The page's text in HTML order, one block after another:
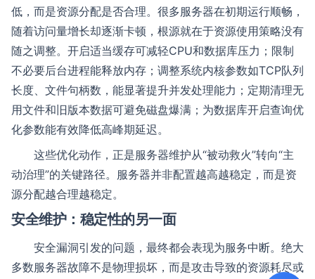
低，而是资源分配是否合理。很多服务器在初期运行顺畅，
随着访问量增长却逐渐卡顿，根源就在于资源使用策略没有
随之调整。开启适当缓存可减轻CPU和数据库压力；限制
不必要后台进程能释放内存；调整系统内核参数如TCP队列
长度、文件句柄数，能显著提升并发处理能力；定期清理无
用文件和旧版本数据可避免磁盘爆满；为数据库开启查询优
化参数能有效降低高峰期延迟。
这些优化动作，正是服务器维护从“被动救火”转向“主
动治理”的关键路径。服务器并非配置越高越稳定，而是资
源分配越合理越稳定。
安全维护：稳定性的另一面
安全漏洞引发的问题，最终都会表现为服务中断。绝大
多数服务器故障不是物理损坏，而是攻击导致的资源耗尽或